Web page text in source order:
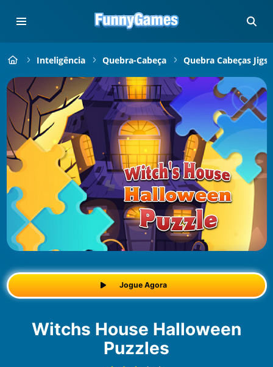
Inteligência Quebra-Cabeça Quebra Cabeças
Jogue Agora
Witchs House Halloween
Puzzles